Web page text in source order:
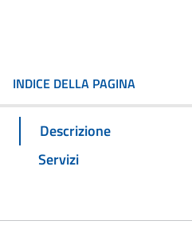
INDICE DELLA PAGINA
Descrizione
Servizi